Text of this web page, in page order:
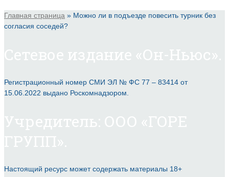
Главная страница » Можно ли в подъезде повесить турник без
согласия соседей?
Регистрационный номер СМИ ЭЛ № ФС 77 – 83414 от
15.06.2022 выдано Роскомнадзором.
Настоящий ресурс может содержать материалы 18+